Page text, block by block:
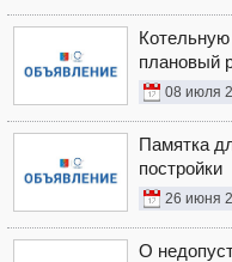
плановый
08 июля
Памятка
постройки
26 июня
О